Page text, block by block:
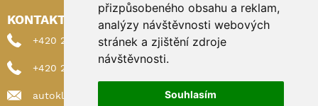
přizpůsobeného obsahu a reklam,
analýzy návštěvnosti webových
stránek a zjištění zdroje
návštěvnosti.
Souhlasím
KONTAKTY
+420 222 898 224 (sekretariat)
+420 222 898 221 (členství)
autoklub@autoklub.cz